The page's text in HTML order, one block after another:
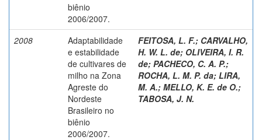
biênio
2006/2007.
2008
Adaptabilidade
e estabilidade
de cultivares de
milho na Zona
Agreste do
Nordeste
Brasileiro no
biênio
2006/2007.
FEITOSA, L. F.; CARVALHO,
H. W. L. de; OLIVEIRA, I. R.
de; PACHECO, C. A. P.;
ROCHA, L. M. P. da; LIRA,
M. A.; MELLO, K. E. de O.;
TABOSA, J. N.